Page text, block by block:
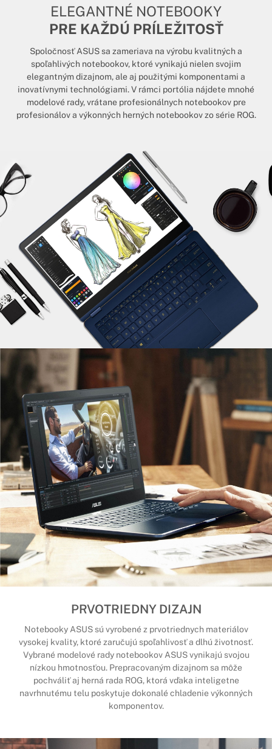
ELEGANTNÉ NOTEBOOKY
PRE KAŽDÚ PRÍLEŽITOSŤ
Spoločnosť ASUS sa zameriava na výrobu kvalitných a
spoľahlivých notebookov, ktoré vynikajú nielen svojim
elegantným dizajnom, ale aj použitými komponentami a
inovatívnymi technológiami. V rámci portólia nájdete mnohé
modelové rady, vrátane profesionálnych notebookov pre
profesionálov a výkonných herných notebookov zo série ROG.
PRVOTRIEDNY DIZAJN
Notebooky ASUS sú vyrobené z prvotriednych materiálov
vysokej kvality, ktoré zaručujú spoľahlivosť a dlhú životnosť.
Vybrané modelové rady notebookov ASUS vynikajú svojou
nízkou hmotnosťou. Prepracovaným dizajnom sa môže
pochváliť aj herná rada ROG, ktorá vďaka inteligetne
navrhnutému telu poskytuje dokonalé chladenie výkonných
komponentov.